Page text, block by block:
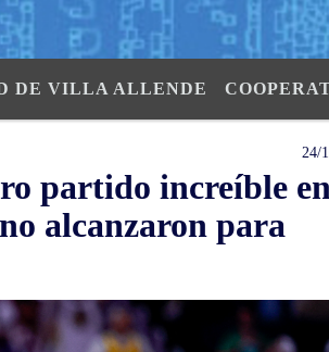
DE VILLA ALLENDE
24/
partido increíble en
alcanzaron para